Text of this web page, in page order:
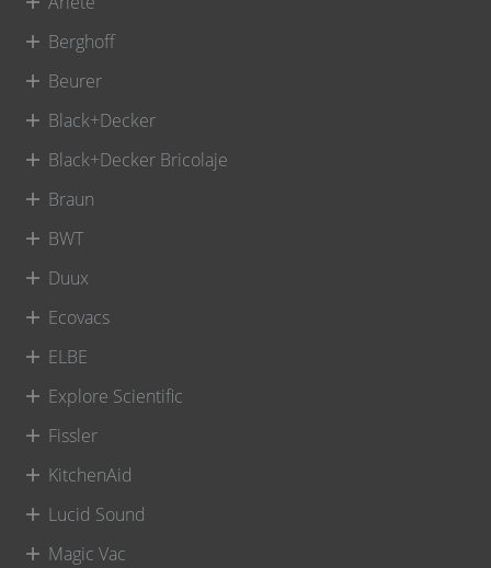
Berghoff
Beurer
Black+Decker
Black+Decker Bricolaje
Braun
BWT
Duux
Ecovacs
ELBE
Explore Scientific
Fissler
KitchenAid
Lucid Sound
Magic Vac